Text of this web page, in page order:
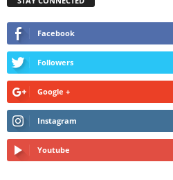
Facebook
Followers
Google +
Instagram
Youtube